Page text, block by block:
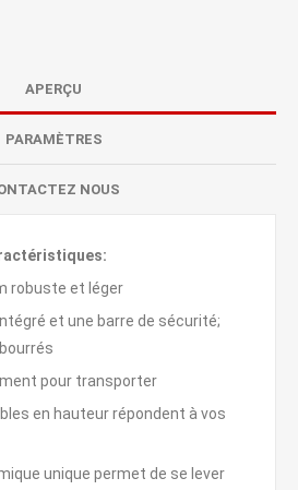
APERÇU
PARAMÈTRES
NOUS
robuste et léger
et une barre de sécurité;
pour transporter
en hauteur répondent à vos
unique permet de se lever